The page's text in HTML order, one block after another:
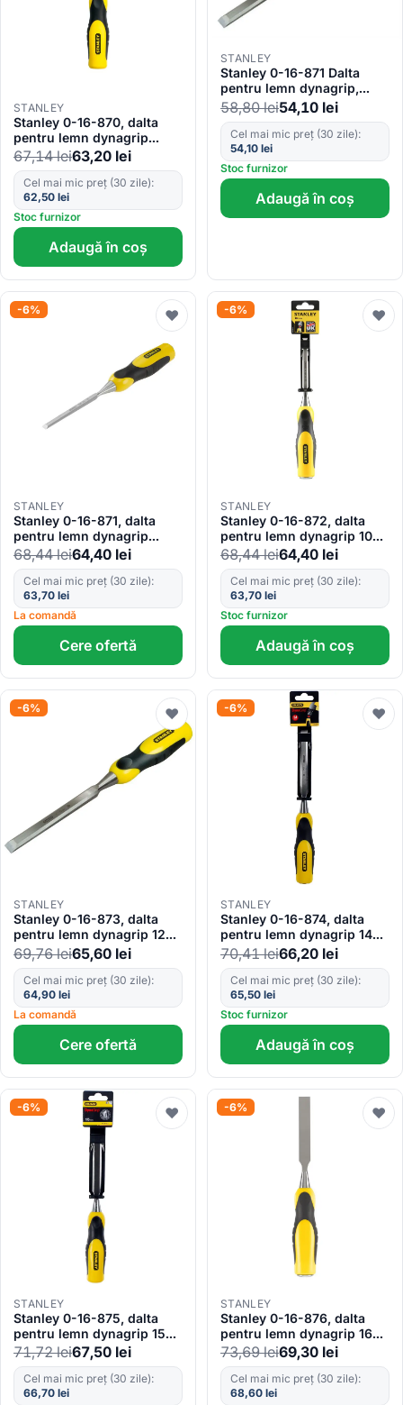
STANLEY
Stanley 0-16-870, dalta
pentru lemn dynagrip
6mm, lungime 125 mm,
blister
67,14lei63,20 lei
Cel mai mic preț (30 zile):
62,50 lei
Stoc furnizor
Adaugă în coș
STANLEY
Stanley 0-16-871 Dalta
pentru lemn dynagrip,
8x125mm
58,80lei54,10 lei
Cel mai mic preț (30 zile):
54,10 lei
Stoc furnizor
Adaugă în coș
-6% ♥
STANLEY
Stanley 0-16-871, dalta
pentru lemn dynagrip
8mm, lungime 125 mm,
blister
68,44lei64,40 lei
Cel mai mic preț (30 zile):
63,70 lei
La comandă
Cere ofertă
-6% ♥
STANLEY
Stanley 0-16-872, dalta
pentru lemn dynagrip 10
mm, lungime 125 mm,
blister
68,44lei64,40 lei
Cel mai mic preț (30 zile):
63,70 lei
Stoc furnizor
Adaugă în coș
-6% ♥
STANLEY
Stanley 0-16-873, dalta
pentru lemn dynagrip 12
mm, lungime 125 mm,
blister
69,76lei65,60 lei
Cel mai mic preț (30 zile):
64,90 lei
La comandă
Cere ofertă
-6% ♥
STANLEY
Stanley 0-16-874, dalta
pentru lemn dynagrip 14
mm, lungime 131 mm,
blister
70,41lei66,20 lei
Cel mai mic preț (30 zile):
65,50 lei
Stoc furnizor
Adaugă în coș
-6% ♥
STANLEY
Stanley 0-16-875, dalta
pentru lemn dynagrip 15
mm, lungime 131 mm,
blister
71,72lei67,50 lei
Cel mai mic preț (30 zile):
66,70 lei
-6% ♥
STANLEY
Stanley 0-16-876, dalta
pentru lemn dynagrip 16
mm, lungime 131 mm,
blister
73,69lei69,30 lei
Cel mai mic preț (30 zile):
68,60 lei